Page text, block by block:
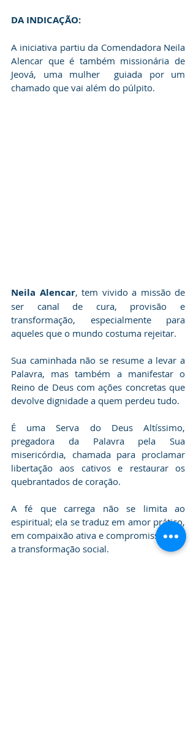
DA INDICAÇÃO:
A iniciativa partiu da Comendadora Neila
Alencar que é também missionária de
Jeová, uma mulher  guiada por um
chamado que vai além do púlpito.
Neila Alencar, tem vivido a missão de
ser canal de cura, provisão e
transformação, especialmente para
aqueles que o mundo costuma rejeitar.
Sua caminhada não se resume a levar a
Palavra, mas também a manifestar o
Reino de Deus com ações concretas que
devolve dignidade a quem perdeu tudo.
É uma Serva do Deus Altíssimo,
pregadora da Palavra pela Sua
misericórdia, chamada para proclamar
libertação aos cativos e restaurar os
quebrantados de coração.
A fé que carrega não se limita ao
espiritual; ela se traduz em amor prático,
em compaixão ativa e compromisso com
a transformação social.